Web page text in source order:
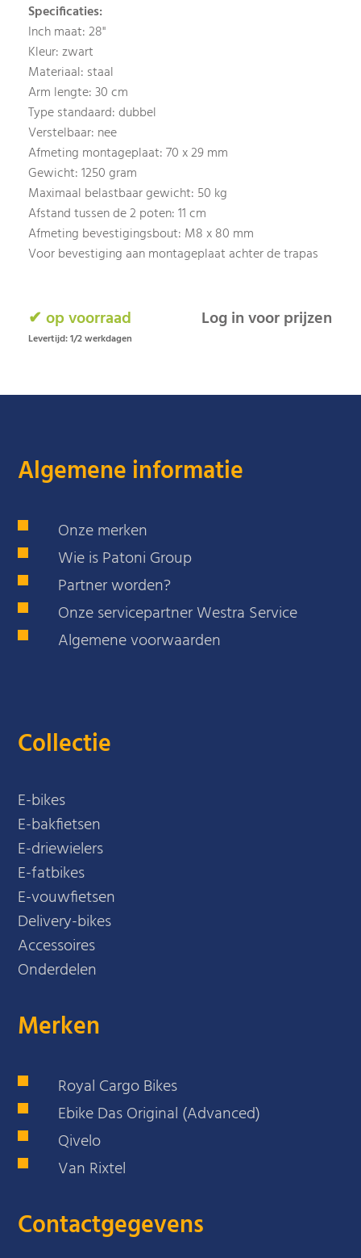
Specificaties:
Inch maat: 28"
Kleur: zwart
Materiaal: staal
Arm lengte: 30 cm
Type standaard: dubbel
Verstelbaar: nee
Afmeting montageplaat: 70 x 29 mm
Gewicht: 1250 gram
Maximaal belastbaar gewicht: 50 kg
Afstand tussen de 2 poten: 11 cm
Afmeting bevestigingsbout: M8 x 80 mm
Voor bevestiging aan montageplaat achter de trapas
✔ op voorraad
Levertijd: 1/2 werkdagen
Log in voor prijzen
Algemene informatie
Onze merken
Wie is Patoni Group
Partner worden?
Onze servicepartner Westra Service
Algemene voorwaarden
Collectie
E-bikes
E-bakfietsen
E-driewielers
E-fatbikes
E-vouwfietsen
Delivery-bikes
Accessoires
Onderdelen
Merken
Royal Cargo Bikes
Ebike Das Original (Advanced)
Qivelo
Van Rixtel
Contactgegevens